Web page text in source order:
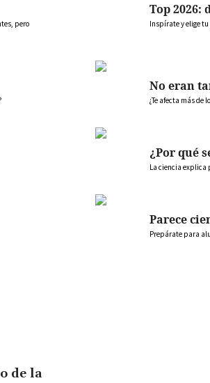
pero
Top 2026:
Inspírate y elige
No eran
¿Te afecta más de
¿Por qué
La ciencia explica
Parece
Prepárate para
de la